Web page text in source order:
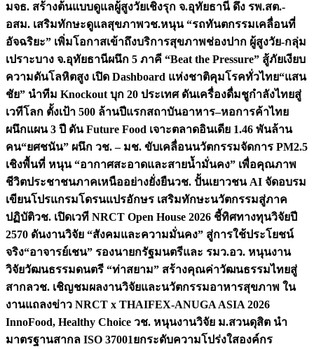
มจธ. สร้างต้นแบบดูแลผู้สูงวัยเชิงรุก จ.อุทัยธานี ดึง รพ.สต.-
อสม. เสริมทักษะดูแลสุขภาพวช.หนุน “รถทันตกรรมเคลื่อนที่
อัจฉริยะ” เพิ่มโอกาสเข้าถึงบริการสุขภาพช่องปาก ผู้สูงวัย-กลุ่ม
เปราะบาง จ.อุทัยธานีผนึก 5 ภาคี “Beat the Pressure” สู้ภัยเงียบ
ความดันโลหิตสูง เปิด Dashboard แห่งชาติคุมโรคทั่วไทย“แสน
ชัย” นำทีม Knockout บุก 20 ประเทศ ดันเครื่องดื่มชูกำลังไทยสู่
เวทีโลก ตั้งเป้า 500 ล้านปีแรกสถาบันอาหาร–หอการค้าไทย
ผนึกแผน 3 ปี ดัน Future Food เจาะตลาดอินเดีย 1.46 พันล้าน
คน“ยศชนัน” ผนึก วช. – มช. ขับเคลื่อนนวัตกรรมจัดการ PM2.5
เชิงพื้นที่ หนุน “อากาศสะอาดและสายน้ำมั่นคง” เพื่อคุณภาพ
ชีวิตประชาชนภาคเหนืออย่างยั่งยืนวช. ปั้นเยาวชน AI จัดอบรม
เขียนโปรแกรมโดรนแปรอักษร เสริมทักษะนวัตกรรมสู่ภาค
ปฏิบัติวช. เปิดเวที NRCT Open House 2026 ชี้ทิศทางทุนวิจัยปี
2570 ดันงานวิจัย “สังคมและความมั่นคง” สู่การใช้ประโยชน์
จริง“อาจารย์เชน” รองนายกรัฐมนตรีและ รมว.อว. หนุนงาน
วิจัยวัฒนธรรมดนตรี “ท่าสยาม” สร้างคุณค่าวัฒนธรรมไทยสู่
สากลวช. เชิญชมผลงานวิจัยและนวัตกรรมอาหารสุขภาพ ใน
งานแถลงข่าว NRCT x THAIFEX-ANUGA ASIA 2026
InnoFood, Healthy Choice วช. หนุนงานวิจัย ม.สวนดุสิต นำ
มาตรฐานสากล ISO 37001ยกระดับความโปร่งใสองค์กร